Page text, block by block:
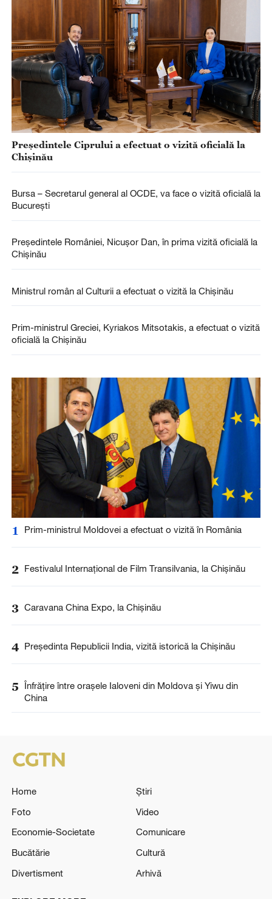
Președintele Ciprului a efectuat o vizită oficială la
Chișinău
Bursa – Secretarul general al OCDE, va face o vizită oficială la
Bucureşti
Președintele României, Nicușor Dan, în prima vizită oficială la
Chișinău
Ministrul român al Culturii a efectuat o vizită la Chișinău
Prim-ministrul Greciei, Kyriakos Mitsotakis, a efectuat o vizită
oficială la Chișinău
1 Prim-ministrul Moldovei a efectuat o vizită în România
2 Festivalul Internațional de Film Transilvania, la Chișinău
3 Caravana China Expo, la Chișinău
4 Președinta Republicii India, vizită istorică la Chișinău
5 Înfrățire între orașele Ialoveni din Moldova și Yiwu din
China
Home
Știri
Foto
Video
Economie-Societate
Comunicare
Bucătărie
Cultură
Divertisment
Arhivă